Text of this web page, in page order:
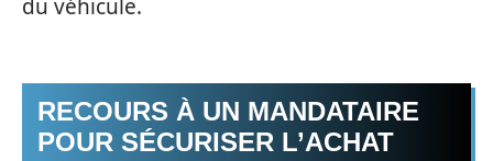
du véhicule.
RECOURS À UN MANDATAIRE
POUR SÉCURISER L’ACHAT